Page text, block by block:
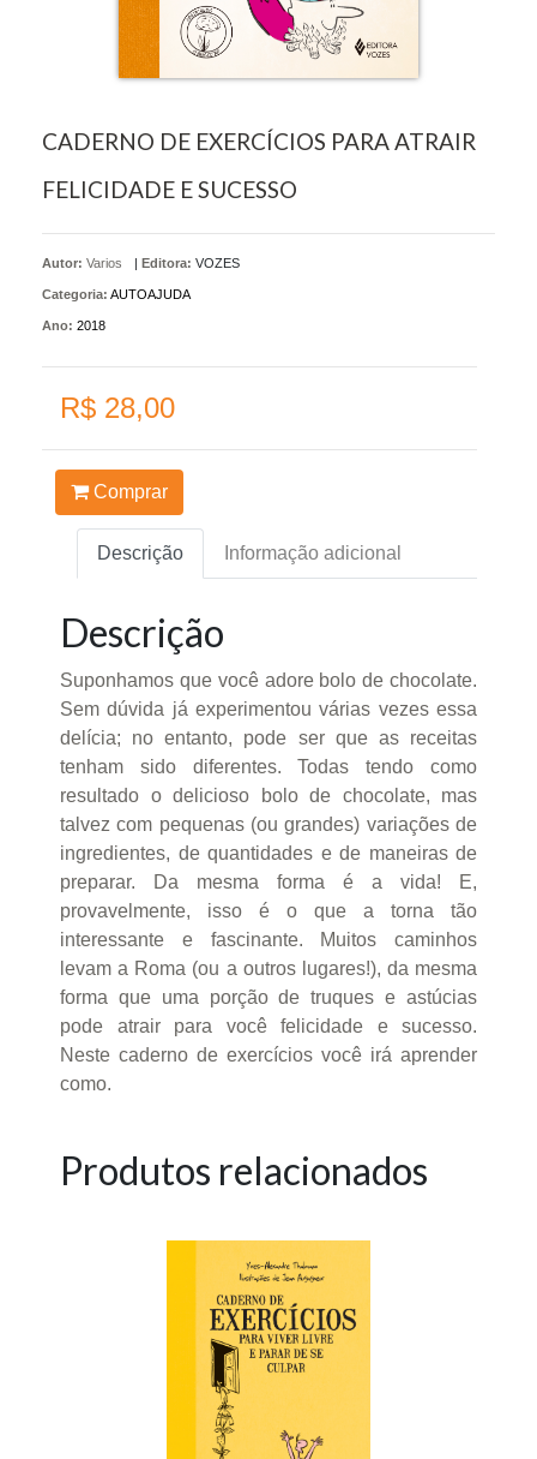
CADERNO DE EXERCÍCIOS PARA ATRAIR
FELICIDADE E SUCESSO
Autor: Varios | Editora: VOZES
Categoria: AUTOAJUDA
Ano: 2018
R$ 28,00
Comprar
Descrição Informação adicional
Descrição
Suponhamos que você adore bolo de chocolate.
Sem dúvida já experimentou várias vezes essa
delícia; no entanto, pode ser que as receitas
tenham sido diferentes. Todas tendo como
resultado o delicioso bolo de chocolate, mas
talvez com pequenas (ou grandes) variações de
ingredientes, de quantidades e de maneiras de
preparar. Da mesma forma é a vida! E,
provavelmente, isso é o que a torna tão
interessante e fascinante. Muitos caminhos
levam a Roma (ou a outros lugares!), da mesma
forma que uma porção de truques e astúcias
pode atrair para você felicidade e sucesso.
Neste caderno de exercícios você irá aprender
como.
Produtos relacionados